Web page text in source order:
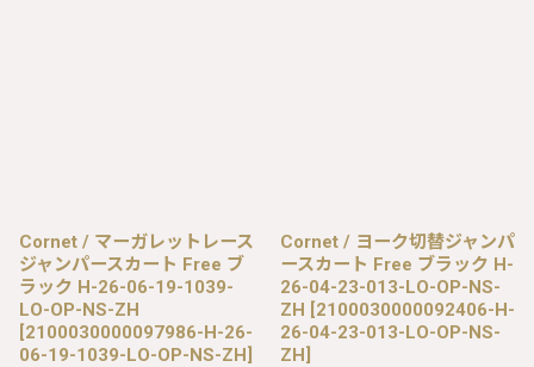
Cornet / マーガレットレース
ジャンパースカート Free ブ
ラック H-26-06-19-1039-
LO-OP-NS-ZH
[2100030000097986-H-26-
06-19-1039-LO-OP-NS-ZH]
Cornet / ヨーク切替ジャンパ
ースカート Free ブラック H-
26-04-23-013-LO-OP-NS-
ZH [2100030000092406-H-
26-04-23-013-LO-OP-NS-
ZH]